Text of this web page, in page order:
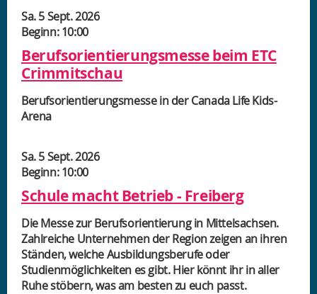
Sa. 5 Sept. 2026
Beginn: 10:00
Berufsorientierungsmesse beim ETC
Crimmitschau
Berufsorientierungsmesse in der Canada Life Kids-
Arena
Sa. 5 Sept. 2026
Beginn: 10:00
Schule macht Betrieb - Freiberg
Die Messe zur Berufsorientierung in Mittelsachsen.
Zahlreiche Unternehmen der Region zeigen an ihren
Ständen, welche Ausbildungsberufe oder
Studienmöglichkeiten es gibt. Hier könnt ihr in aller
Ruhe stöbern, was am besten zu euch passt.